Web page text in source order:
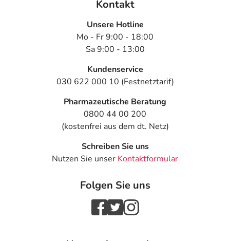
Kontakt
Unsere Hotline
Mo - Fr 9:00 - 18:00
Sa 9:00 - 13:00
Kundenservice
030 622 000 10 (Festnetztarif)
Pharmazeutische Beratung
0800 44 00 200
(kostenfrei aus dem dt. Netz)
Schreiben Sie uns
Nutzen Sie unser Kontaktformular
Folgen Sie uns